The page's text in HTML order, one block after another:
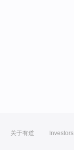
关于有道 Investors